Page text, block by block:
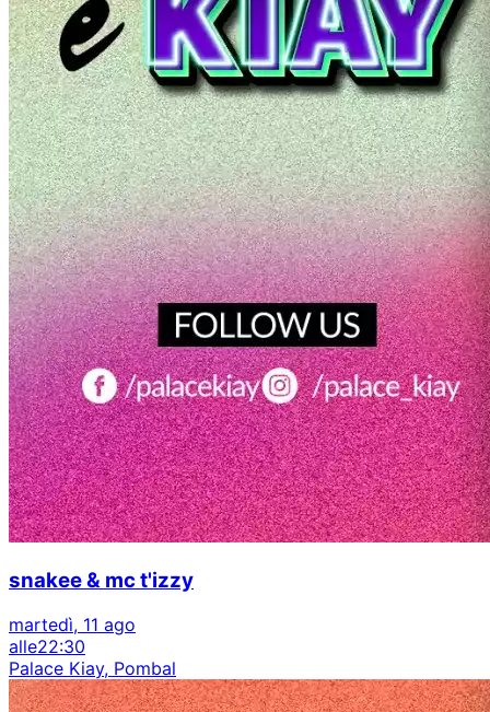
snakee & mc t'izzy
martedì, 11 ago
alle22:30
Palace Kiay, Pombal